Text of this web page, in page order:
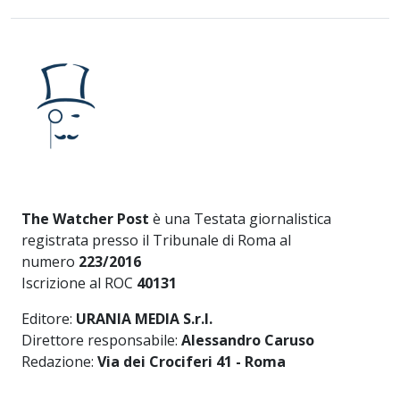
The Watcher Post è una Testata giornalistica
registrata presso il Tribunale di Roma al
numero 223/2016
Iscrizione al ROC 40131
Editore: URANIA MEDIA S.r.l.
Direttore responsabile: Alessandro Caruso
Redazione: Via dei Crociferi 41 - Roma